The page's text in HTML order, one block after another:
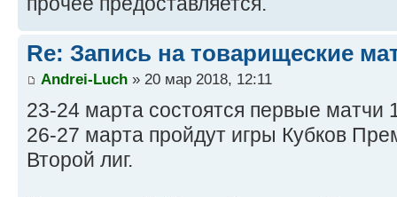
Re: Запись на товарищеские
Andrei-Luch » 20 мар 2018, 12:11
23-24 марта состоятся первые
26-27 марта пройдут игры Кубков
Второй лиг.